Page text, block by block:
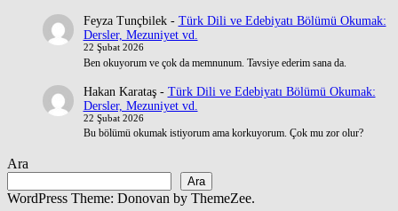
Feyza Tunçbilek- Türk Dili ve Edebiyatı Bölümü Okumak:
Dersler, Mezuniyet vd.
22 Şubat 2026
Ben okuyorum ve çok da memnunum. Tavsiye ederim sana da.
Hakan Karataş- Türk Dili ve Edebiyatı Bölümü Okumak:
Dersler, Mezuniyet vd.
22 Şubat 2026
Bu bölümü okumak istiyorum ama korkuyorum. Çok mu zor olur?
Ara
Ara
WordPress Theme: Donovan by ThemeZee.